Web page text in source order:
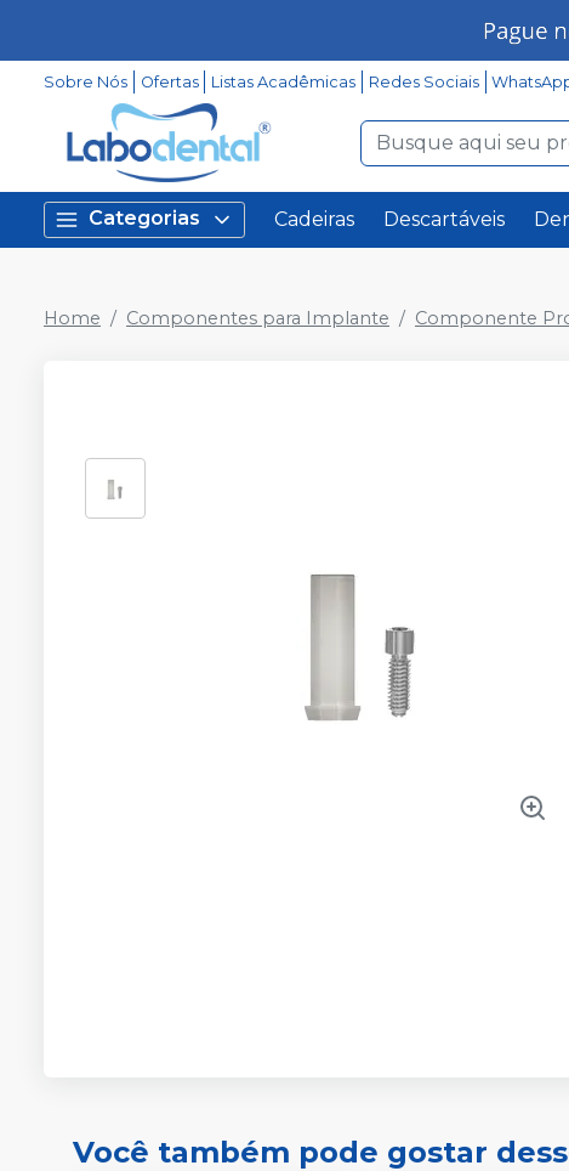
Sobre Nós Ofertas Listas Acadêmicas Redes Sociais
Categorias Cadeiras Descartáveis
Home Componentes para Implante Componente
Você também pode gostar